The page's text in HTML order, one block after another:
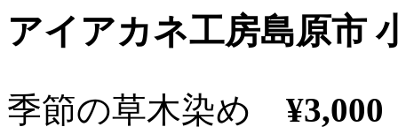
アイアカネ工房島原市
季節の草木染め ¥3,000